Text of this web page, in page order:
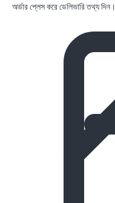
অর্ডার প্লেস করে ডেলিভারি তথ্য দিন।